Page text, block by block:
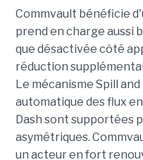
Commvault bénéficie
prend en charge aussi
que désactivée côté
réduction
Le mécanisme Spill
automatique des flux
Dash sont supportées
asymétriques.
un acteur en fort